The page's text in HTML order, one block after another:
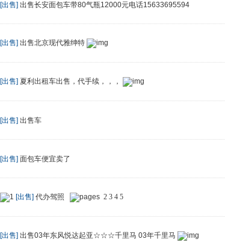
[出售] 出售长安面包车带80气瓶12000元电话15633695594
[出售] 出售北京现代雅绅特
[出售] 夏利出租车出售，代手续，，，
[出售] 出售车
[出售] 面包车便宜卖了
[出售] 代办驾照 2 3 4 5
[出售] 出售03年东风悦达起亚☆☆☆千里马 03年千里马